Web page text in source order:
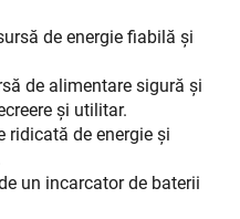
de energie fiabilă și
de alimentare sigură și
și utilitar.
ridicată de energie și
un incarcator de baterii